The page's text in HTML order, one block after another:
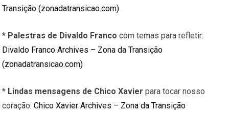
Transição (zonadatransicao.com)
* Palestras de Divaldo Franco com temas para refletir:
Divaldo Franco Archives – Zona da Transição
(zonadatransicao.com)
* Lindas mensagens de Chico Xavier para tocar nosso
coração:Chico Xavier Archives – Zona da Transição